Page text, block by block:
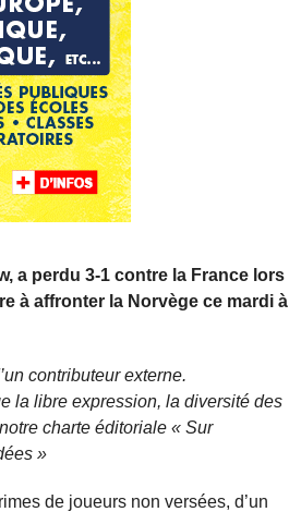
a perdu 3-1 contre la France lors
à affronter la Norvège ce mardi à
contributeur externe.
la libre expression, la diversité des
charte éditoriale « Sur
»
de joueurs non versées, d’un